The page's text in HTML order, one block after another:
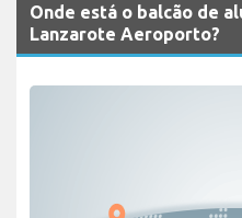
Onde está o balcão de
Lanzarote Aeroporto?